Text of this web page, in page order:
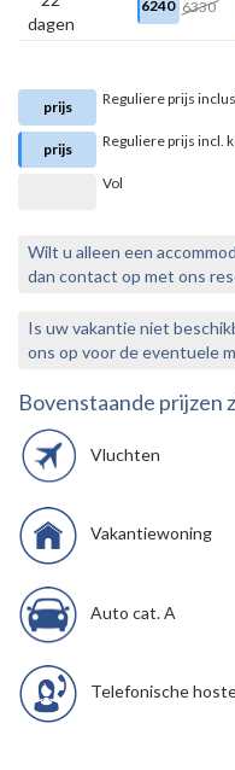
dagen
6240 6330
prijs Reguliere prijs
prijs Reguliere prijs incl.
Vol
Wilt u alleen een
dan contact op met ons
Is uw vakantie niet
ons op voor de eventuele
Bovenstaande prijzen
Vluchten
Vakantiewoning
Auto cat. A
Telefonische